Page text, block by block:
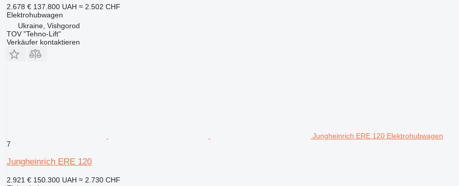
2.678 € 137.800 UAH ≈ 2.502 CHF
Elektrohubwagen
Ukraine, Vishgorod
TOV "Tehno-Lift"
Verkäufer kontaktieren
Jungheinrich ERE 120 Elektrohubwagen
7
Jungheinrich ERE 120
2.921 € 150.300 UAH ≈ 2.730 CHF